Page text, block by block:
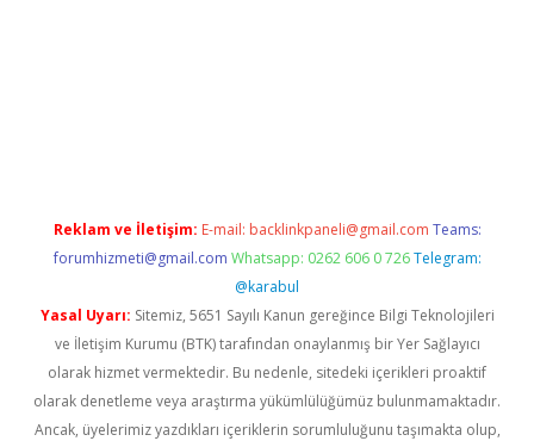
Reklam ve İletişim: E-mail: backlinkpaneli@gmail.com Teams:
forumhizmeti@gmail.com Whatsapp: 0262 606 0 726 Telegram:
@karabul
Yasal Uyarı: Sitemiz, 5651 Sayılı Kanun gereğince Bilgi Teknolojileri
ve İletişim Kurumu (BTK) tarafından onaylanmış bir Yer Sağlayıcı
olarak hizmet vermektedir. Bu nedenle, sitedeki içerikleri proaktif
olarak denetleme veya araştırma yükümlülüğümüz bulunmamaktadır.
Ancak, üyelerimiz yazdıkları içeriklerin sorumluluğunu taşımakta olup,